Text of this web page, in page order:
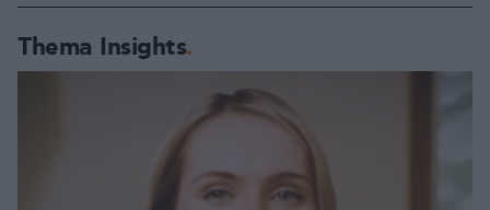
Thema Insights